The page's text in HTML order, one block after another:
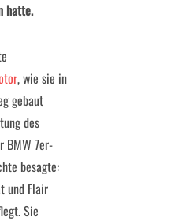
hatte.
, wie sie in
gebaut
des
BMW 7er-
besagte:
und Flair
Sie